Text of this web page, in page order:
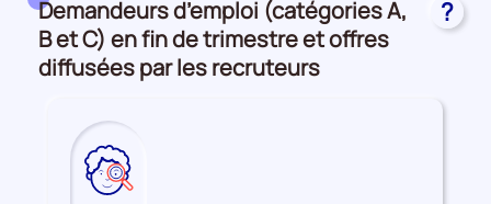
et
accès
l'emploi
Demandeurs d’emploi (catégories A,
B et C) en fin de trimestre et offres
diffusées par les recruteurs
?